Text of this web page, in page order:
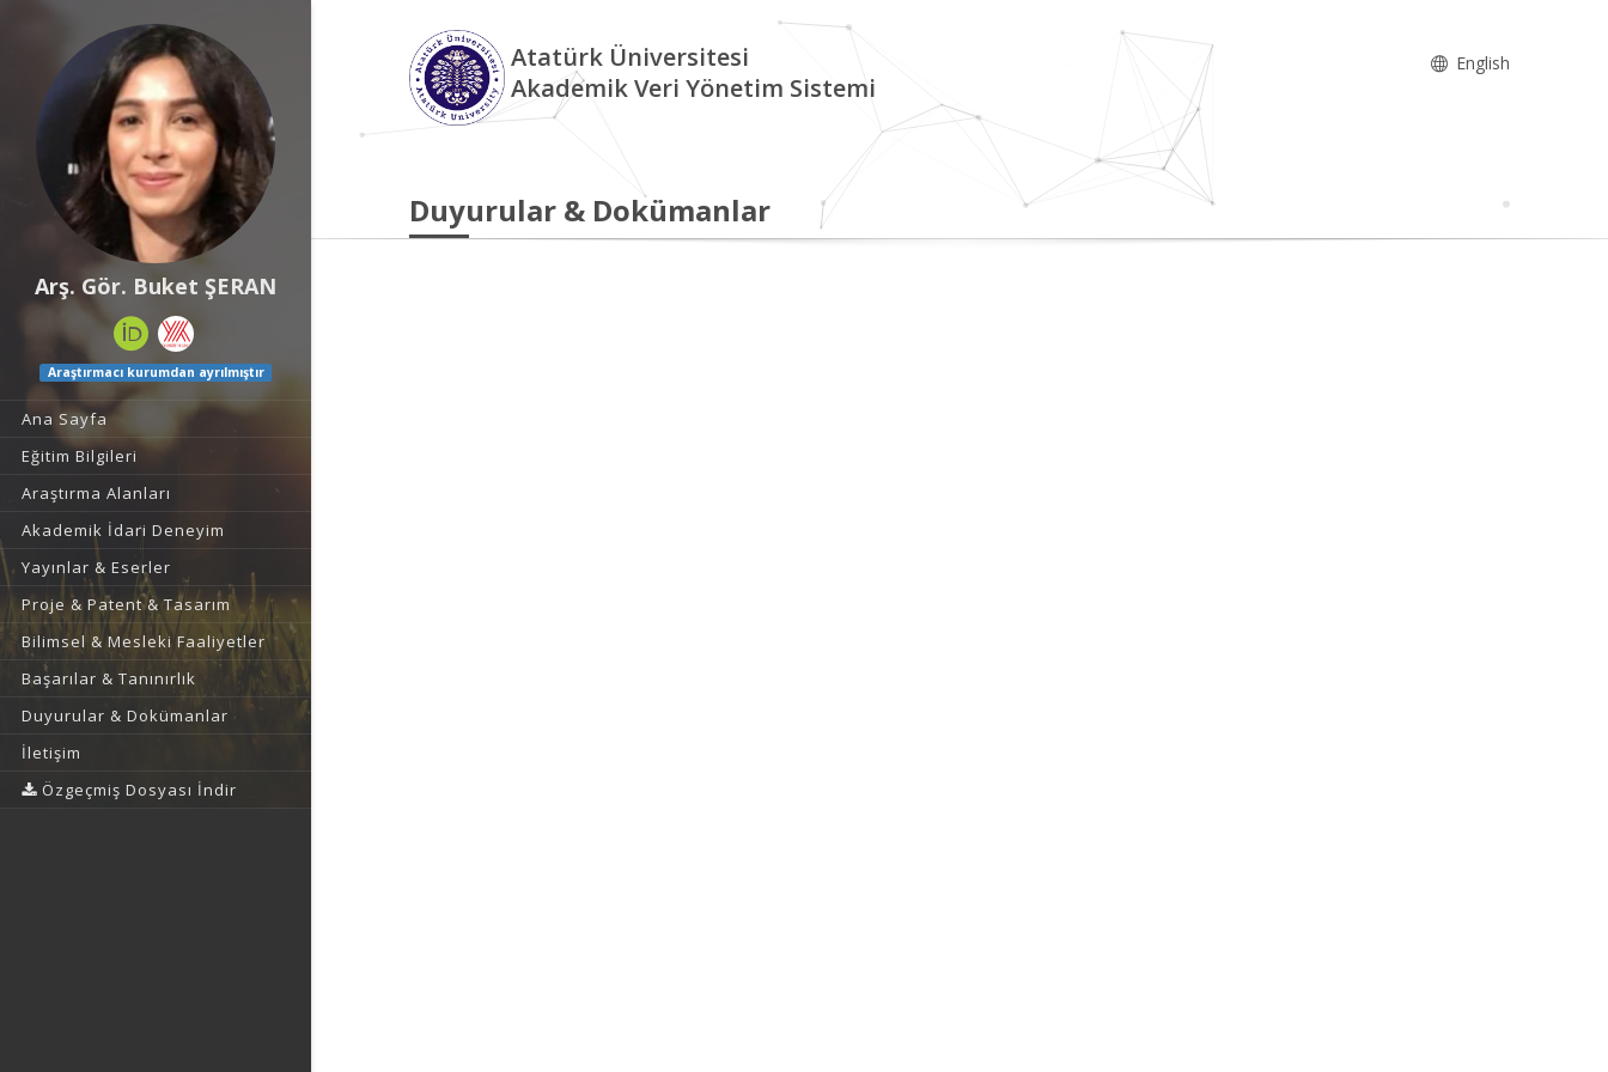
Arş. Gör. Buket ŞERAN
Araştırmacı kurumdan ayrılmıştır
Ana Sayfa
Eğitim Bilgileri
Araştırma Alanları
Akademik İdari Deneyim
Yayınlar & Eserler
Proje & Patent & Tasarım
Bilimsel & Mesleki Faaliyetler
Başarılar & Tanınırlık
Duyurular & Dokümanlar
İletişim
Özgeçmiş Dosyası İndir
Atatürk Üniversitesi
Akademik Veri Yönetim Sistemi
English
Duyurular & Dokümanlar